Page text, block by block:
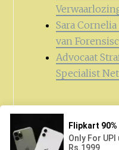
Sara
van
Advocaat
Specialist
Zoeken